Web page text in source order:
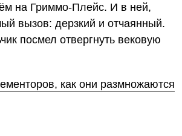
на Гриммо-Плейс. И в ней,
вызов: дерзкий и отчаянный.
посмел отвергнуть вековую
как они размножаются